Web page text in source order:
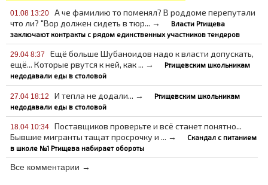
01.08 13:20
А че фамилию то поменял? В роддоме перепутали
что ли? "Вор должен сидеть в тюр... →
Власти Ртищева
заключают контракты с рядом единственных участников тендеров
29.04 8:37
Ещё больше Шубаноидов надо к власти допускать,
ещё... Которые рвутся к ней, как ... →
Ртищевским школьникам
недодавали еды в столовой
27.04 18:12 И тепла не додали... →
Ртищевским школьникам
недодавали еды в столовой
18.04 10:34
Поставщиков проверьте и всё станет понятно...
Бывшие мигранты тащат просрочку и ... →
Скандал с питанием
в школе №1 Ртищева набирает обороты
Все комментарии →